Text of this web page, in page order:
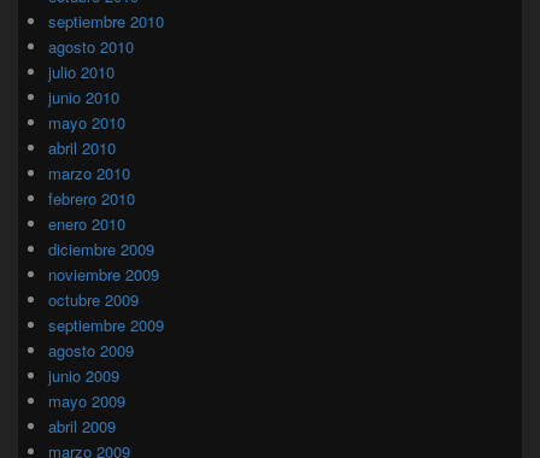
septiembre 2010
agosto 2010
julio 2010
junio 2010
mayo 2010
abril 2010
marzo 2010
febrero 2010
enero 2010
diciembre 2009
noviembre 2009
octubre 2009
septiembre 2009
agosto 2009
junio 2009
mayo 2009
abril 2009
marzo 2009